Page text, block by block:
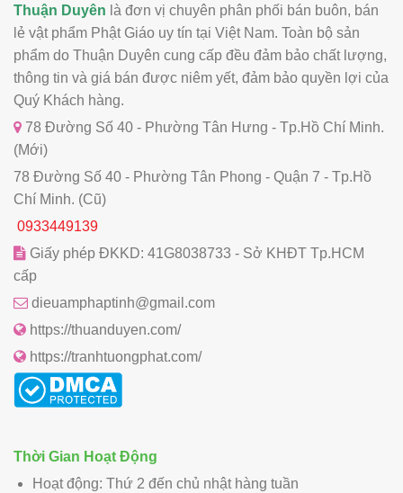
Thuận Duyên là đơn vị chuyên phân phối bán buôn, bán
lẻ vật phẩm Phật Giáo uy tín tại Việt Nam. Toàn bộ sản
phẩm do Thuận Duyên cung cấp đều đảm bảo chất lượng,
thông tin và giá bán được niêm yết, đảm bảo quyền lợi của
Quý Khách hàng.
78 Đường Số 40 - Phường Tân Hưng - Tp.Hồ Chí Minh.
(Mới)
78 Đường Số 40 - Phường Tân Phong - Quận 7 - Tp.Hồ
Chí Minh. (Cũ)
0933449139
Giấy phép ĐKKD: 41G8038733 - Sở KHĐT Tp.HCM
cấp
dieuamphaptinh@gmail.com
https://thuanduyen.com/
https://tranhtuongphat.com/
Thời Gian Hoạt Động
Hoạt động: Thứ 2 đến chủ nhật hàng tuần